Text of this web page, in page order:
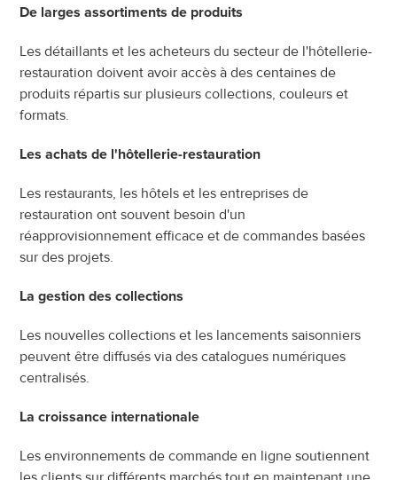
De larges assortiments de produits
Les détaillants et les acheteurs du secteur de l'hôtellerie-
restauration doivent avoir accès à des centaines de
produits répartis sur plusieurs collections, couleurs et
formats.
Les achats de l'hôtellerie-restauration
Les restaurants, les hôtels et les entreprises de
restauration ont souvent besoin d'un
réapprovisionnement efficace et de commandes basées
sur des projets.
La gestion des collections
Les nouvelles collections et les lancements saisonniers
peuvent être diffusés via des catalogues numériques
centralisés.
La croissance internationale
Les environnements de commande en ligne soutiennent